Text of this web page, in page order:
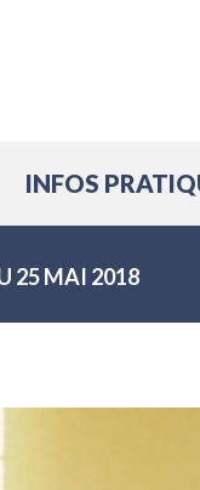
INFOS
25 MAI 2018